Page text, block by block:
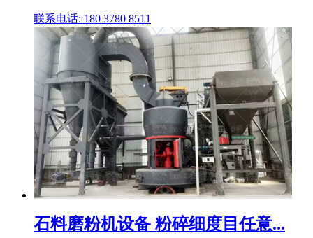
联系电话: 180 3780 8511
石料磨粉机设备 粉碎细度目任意...